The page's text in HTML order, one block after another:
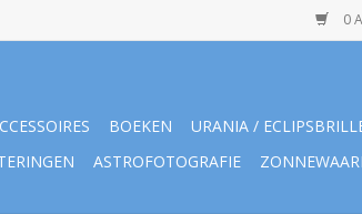
0
BOEKEN URANIA /
ASTROFOTOGRAFIE